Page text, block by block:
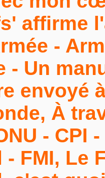
affirme
-
- Un
envoyé
À
- CPI
FMI, Le